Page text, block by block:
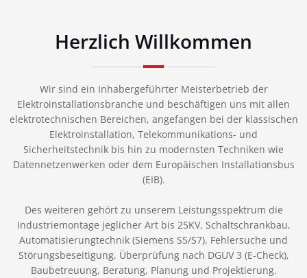
Herzlich Willkommen
Wir sind ein Inhabergeführter Meisterbetrieb der
Elektroinstallationsbranche und beschäftigen uns mit allen
elektrotechnischen Bereichen, angefangen bei der klassischen
Elektroinstallation, Telekommunikations- und
Sicherheitstechnik bis hin zu modernsten Techniken wie
Datennetzenwerken oder dem Europäischen Installationsbus
(EIB).
Des weiteren gehört zu unserem Leistungsspektrum die
Industriemontage jeglicher Art bis 25KV, Schaltschrankbau,
Automatisierungtechnik (Siemens S5/S7), Fehlersuche und
Störungsbeseitigung, Überprüfung nach DGUV 3 (E-Check),
Baubetreuung, Beratung, Planung und Projektierung.